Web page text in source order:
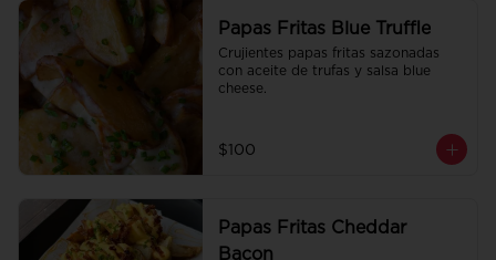
Papas Fritas Blue Truffle
Crujientes papas fritas sazonadas
con aceite de trufas y salsa blue
cheese.
$100
Papas Fritas Cheddar
Bacon